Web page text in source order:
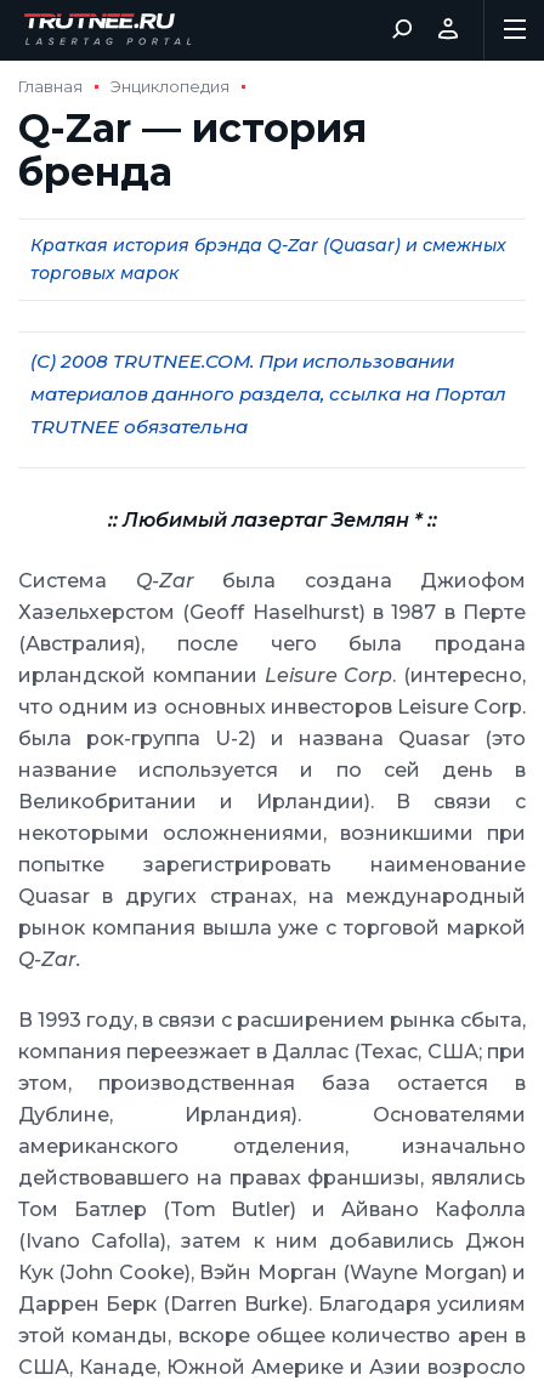
Главная Энциклопедия
Q-Zar — история
бренда
Краткая история брэнда Q-Zar (Quasar) и смежных
торговых марок
(С) 2008 TRUTNEE.COM. При использовании
материалов данного раздела, ссылка на Портал
TRUTNEE обязательна
:: Любимый лазертаг Землян * ::
Система Q-Zar была создана Джиофом
Хазельхерстом (Geoff Haselhurst) в 1987 в Перте
(Австралия), после чего была продана
ирландской компании Leisure Corp. (интересно,
что одним из основных инвесторов Leisure Corp.
была рок-группа U-2) и названа Quasar (это
название используется и по сей день в
Великобритании и Ирландии). В связи с
некоторыми осложнениями, возникшими при
попытке зарегистрировать наименование
Quasar в других странах, на международный
рынок компания вышла уже с торговой маркой
Q-Zar.
В 1993 году, в связи с расширением рынка сбыта,
компания переезжает в Даллас (Техас, США; при
этом, производственная база остается в
Дублине, Ирландия). Основателями
американского отделения, изначально
действовавшего на правах франшизы, являлись
Том Батлер (Tom Butler) и Айвано Кафолла
(Ivano Cafolla), затем к ним добавились Джон
Кук (John Cooke), Вэйн Морган (Wayne Morgan) и
Даррен Берк (Darren Burke). Благодаря усилиям
этой команды, вскоре общее количество арен в
США, Канаде, Южной Америке и Азии возросло